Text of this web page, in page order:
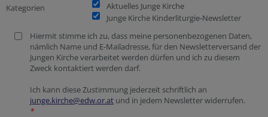
Kategorien
Aktuelles Junge Kirche
Junge Kirche Kinderliturgie-Newsletter
Hiermit stimme ich zu, dass meine personenbezogenen Daten,
nämlich Name und E-Mailadresse, für den Newsletterversand der
Jungen Kirche verarbeitet werden dürfen und ich zu diesem
Zweck kontaktiert werden darf.
Ich kann diese Zustimmung jederzeit schriftlich an
junge.kirche@edw.or.at und in jedem Newsletter widerrufen.
*